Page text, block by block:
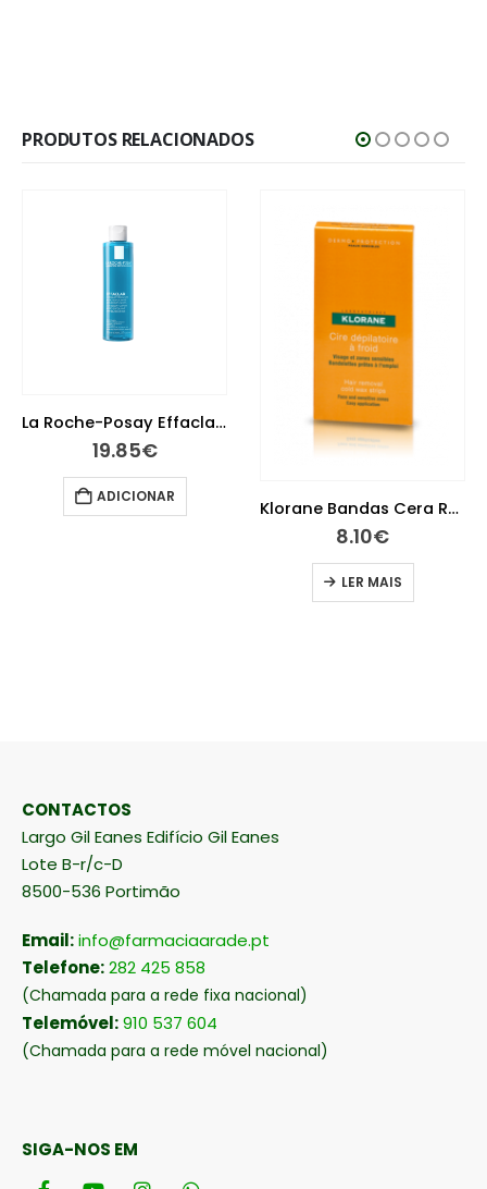
PRODUTOS RELACIONADOS
La Roche-Posay Effaclar Loção Adstringente 200 ml
19.85€
ADICIONAR
Klorane Bandas Cera Rosto X 6
8.10€
LER MAIS
CONTACTOS
Largo Gil Eanes Edifício Gil Eanes
Lote B-r/c-D
8500-536 Portimão
Email:info@farmaciaarade.pt
Telefone:282 425 858
(Chamada para a rede fixa nacional)
Telemóvel:910 537 604
(Chamada para a rede móvel nacional)
SIGA-NOS EM